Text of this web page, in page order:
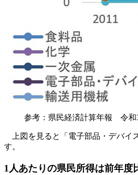
参考：県民経済計算年報 令和
上図を見ると「電子部品・デバイ
す。
1人あたりの県民所得は前年度